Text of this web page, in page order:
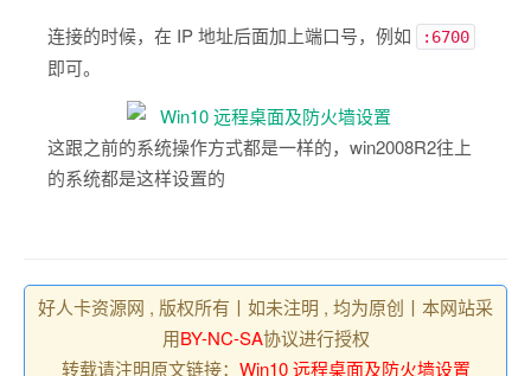
连接的时候，在 IP 地址后面加上端口号，例如
:6700
即可。
这跟之前的系统操作方式都是一样的，win2008R2往上
的系统都是这样设置的
好人卡资源网 , 版权所有丨如未注明 , 均为原创丨本网站采
用BY-NC-SA协议进行授权
转载请注明原文链接： Win10 远程桌面及防火墙设置